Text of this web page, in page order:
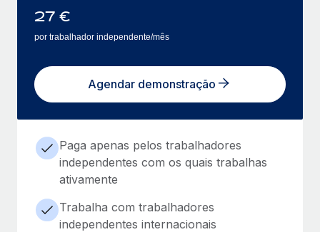
27 €
por trabalhador independente/mês
Agendar demonstração
Paga apenas pelos trabalhadores
independentes com os quais trabalhas
ativamente
Trabalha com trabalhadores
independentes internacionais